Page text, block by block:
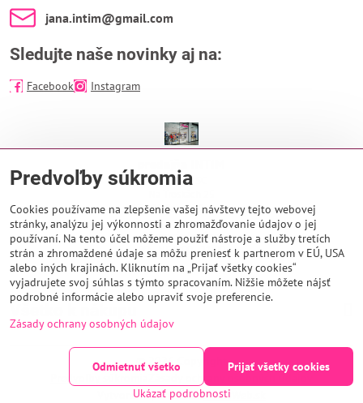
jana​.intim​@gmail​.com
Sledujte naše novinky aj na:
Facebook Instagram
EUROPA SC
974 01 Banská Bystrica
Otváracie hodiny:
PO - NE 9:00 - 21:00
© 2026
Predvoľby súkromia
Zásady ochrany osobných údajov
Vytvorené pomocou:BiznisWeb.sk
Predvoľby súkromia
Cookies používame na zlepšenie vašej návštevy tejto webovej
stránky, analýzu jej výkonnosti a zhromažďovanie údajov o jej
používaní. Na tento účel môžeme použiť nástroje a služby tretích
strán a zhromaždené údaje sa môžu preniesť k partnerom v EÚ, USA
alebo iných krajinách. Kliknutím na „Prijať všetky cookies“
vyjadrujete svoj súhlas s týmto spracovaním. Nižšie môžete nájsť
podrobné informácie alebo upraviť svoje preferencie.
Zásady ochrany osobných údajov
Ukázať podrobnosti
Prijať všetky cookies
Odmietnuť všetko